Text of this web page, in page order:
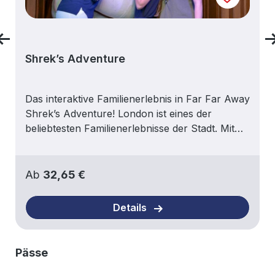
Shrek’s Adventure
Das interaktive Familienerlebnis in Far Far Away
Shrek’s Adventure! London ist eines der
beliebtesten Familienerlebnisse der Stadt. Mit
Sets tauchst du ein in die magische Welt von
Fans der Shrek-Filme – ein Erlebnis voller
Spaß, Aktion und unerwarteter
Überraschungen. Highlights im
ÜberblickDreamWorks 4D Flying Bus Tour mit
Regulärer Preis:
Ab 32,65 €
Details
Produktgalerie überspringen
Pässe